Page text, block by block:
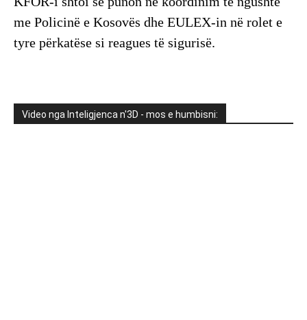
me Policinë e Kosovës dhe EULEX-in në rolet e
tyre përkatëse si reagues të sigurisë.
Video nga Inteligjenca n'3D - mos e humbisni: